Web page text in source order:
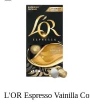
L'OR Espresso Vainilla